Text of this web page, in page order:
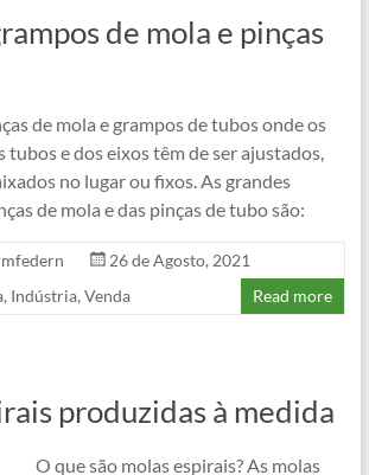
de mola e pinças
de mola e grampos de tubos onde os
tubos e dos eixos têm de ser ajustados,
no lugar ou fixos. As grandes
de mola e das pinças de tubo são:
26 de Agosto, 2021
, Indústria, Venda Read more
produzidas à medida
O que são molas espirais? As molas